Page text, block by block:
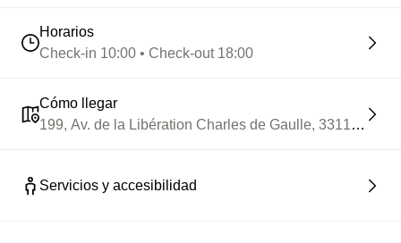
Horarios
Check-in 10:00 • Check-out 18:00
Cómo llegar
199, Av. de la Libération Charles de Gaulle, 33110 Le
Servicios y accesibilidad